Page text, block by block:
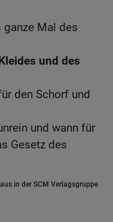
ganze Mal des
und des
den Schorf und
und wann für
Gesetz des
in der SCM Verlagsgruppe